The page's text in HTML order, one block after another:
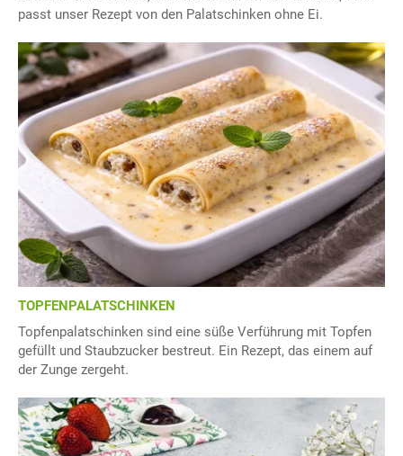
passt unser Rezept von den Palatschinken ohne Ei.
TOPFENPALATSCHINKEN
Topfenpalatschinken sind eine süße Verführung mit Topfen
gefüllt und Staubzucker bestreut. Ein Rezept, das einem auf
der Zunge zergeht.